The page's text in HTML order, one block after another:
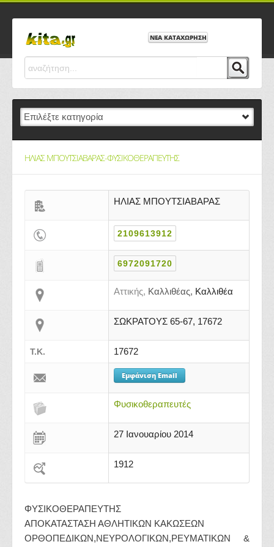
ΝΕΑ ΚΑΤΑΧΩΡΗΣΗ
ΗΛΙΑΣ ΜΠΟΥΤΣΙΑΒΑΡΑΣ-ΦΥΣΙΚΟΘΕΡΑΠΕΥΤΗΣ
ΗΛΙΑΣ ΜΠΟΥΤΣΙΑΒΑΡΑΣ
2109613912
6972091720
Αττικής, Καλλιθέας, Καλλιθέα
ΣΩΚΡΑΤΟΥΣ 65-67, 17672
Τ.Κ. 17672
Εμφάνιση Email
Φυσικοθεραπευτές
27 Ιανουαρίου 2014
1912
ΦΥΣΙΚΟΘΕΡΑΠΕΥΤΗΣ
ΑΠΟΚΑΤΑΣΤΑΣΗ ΑΘΛΗΤΙΚΩΝ ΚΑΚΩΣΕΩΝ
ΟΡΘΟΠΕΔΙΚΩΝ,ΝΕΥΡΟΛΟΓΙΚΩΝ,ΡΕΥΜΑΤΙΚΩΝ &